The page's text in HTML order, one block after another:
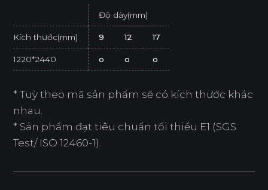
Độ dày(mm)
Kích thước(mm) 9 12 17
1220*2440 o o o
* Tuỳ theo mã sản phẩm sẽ có kích thước khác
nhau.
* Sản phẩm đạt tiêu chuẩn tối thiểu E1 (SGS
Test/ ISO 12460-1).